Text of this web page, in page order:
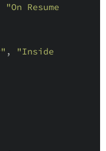
"On Resume
,
"Inside